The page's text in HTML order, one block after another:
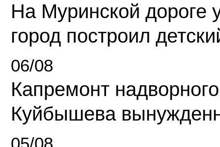
На Муринской дороге
город построил
06/08
Капремонт
Куйбышева